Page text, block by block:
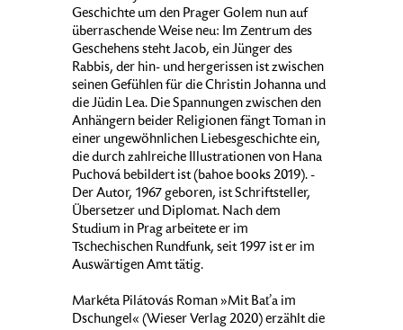
Geschichte um den Prager Golem nun auf
überraschende Weise neu: Im Zentrum des
Geschehens steht Jacob, ein Jünger des
Rabbis, der hin- und hergerissen ist zwischen
seinen Gefühlen für die Christin Johanna und
die Jüdin Lea. Die Spannungen zwischen den
Anhängern beider Religionen fängt Toman in
einer ungewöhnlichen Liebesgeschichte ein,
die durch zahlreiche Illustrationen von Hana
Puchová bebildert ist (bahoe books 2019). -
Der Autor, 1967 geboren, ist Schriftsteller,
Übersetzer und Diplomat. Nach dem
Studium in Prag arbeitete er im
Tschechischen Rundfunk, seit 1997 ist er im
Auswärtigen Amt tätig.
Markéta Pilátovás Roman »Mit Baťa im
Dschungel« (Wieser Verlag 2020) erzählt die